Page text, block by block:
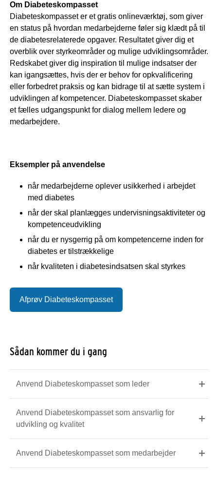
Om Diabeteskompasset
Diabeteskompasset er et gratis onlineværktøj, som giver
en status på hvordan medarbejderne føler sig klædt på til
de diabetesrelaterede opgaver. Resultatet giver dig et
overblik over styrkeområder og mulige udviklingsområder.
Redskabet giver dig inspiration til mulige indsatser der
kan igangsættes, hvis der er behov for opkvalificering
eller forbedret praksis og kan bidrage til at sætte system i
udviklingen af kompetencer. Diabeteskompasset skaber
et fælles udgangspunkt for dialog mellem ledere og
medarbejdere.
Eksempler på anvendelse
når medarbejderne oplever usikkerhed i arbejdet
med diabetes
når der skal planlægges undervisningsaktiviteter og
kompetenceudvikling
når du er nysgerrig på om kompetencerne inden for
diabetes er tilstrækkelige
når kvaliteten i diabetesindsatsen skal styrkes
Afprøv Diabeteskompasset
Sådan kommer du i gang
Anvend Diabeteskompasset som leder
Anvend Diabeteskompasset som ansvarlig for
udvikling og kvalitet
Anvend Diabeteskompasset som medarbejder